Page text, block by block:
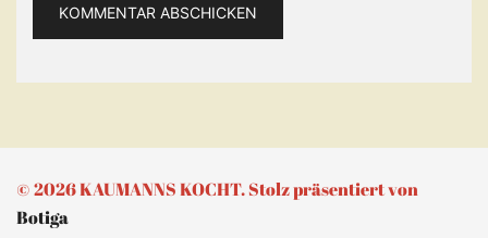
© 2026 KAUMANNS KOCHT. Stolz präsentiert von
Botiga